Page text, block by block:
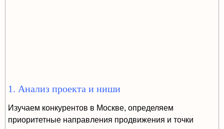
1. Анализ проекта и ниши
Изучаем конкурентов в Москве, определяем
приоритетные направления продвижения и точки